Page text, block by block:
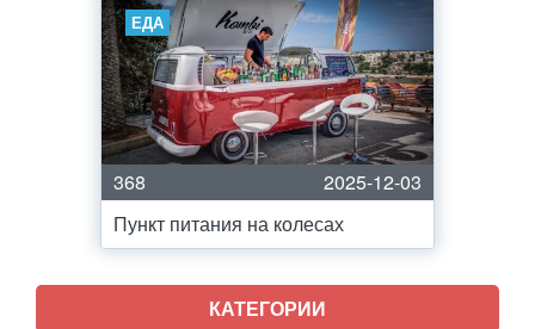
ЕДА
368
2025-12-03
Пункт питания на колесах
КАТЕГОРИИ